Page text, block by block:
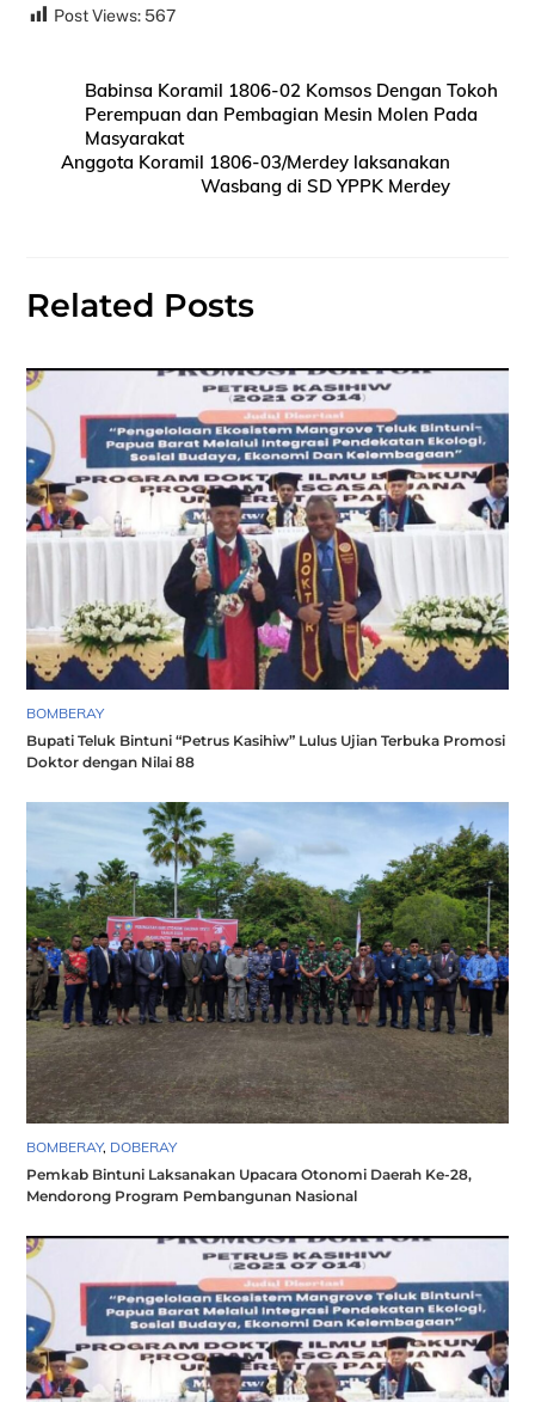
Post Views: 567
Babinsa Koramil 1806-02 Komsos Dengan Tokoh
Perempuan dan Pembagian Mesin Molen Pada
Masyarakat
Anggota Koramil 1806-03/Merdey laksanakan
Wasbang di SD YPPK Merdey
Related Posts
BOMBERAY
Bupati Teluk Bintuni “Petrus Kasihiw” Lulus Ujian Terbuka Promosi
Doktor dengan Nilai 88
BOMBERAY, DOBERAY
Pemkab Bintuni Laksanakan Upacara Otonomi Daerah Ke-28,
Mendorong Program Pembangunan Nasional